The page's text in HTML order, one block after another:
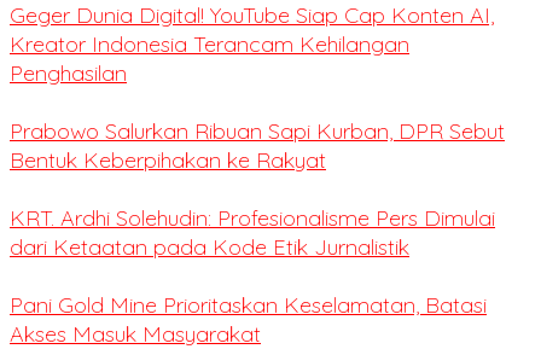
Geger Dunia Digital! YouTube Siap Cap Konten AI,
Kreator Indonesia Terancam Kehilangan
Penghasilan
Prabowo Salurkan Ribuan Sapi Kurban, DPR Sebut
Bentuk Keberpihakan ke Rakyat
KRT. Ardhi Solehudin: Profesionalisme Pers Dimulai
dari Ketaatan pada Kode Etik Jurnalistik
Pani Gold Mine Prioritaskan Keselamatan, Batasi
Akses Masuk Masyarakat